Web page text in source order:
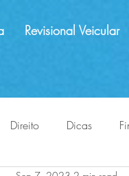
Revisional Veicular
Direito Dicas